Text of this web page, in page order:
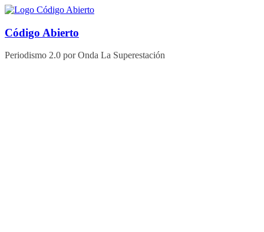
Saltar
contenido
Código Abierto
Periodismo 2.0 por Onda La Superestación